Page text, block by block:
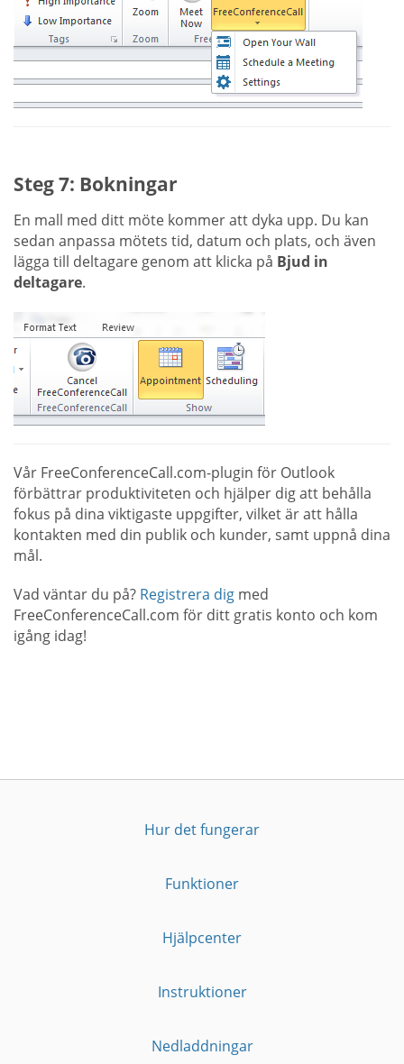
Steg 7: Bokningar
En mall med ditt möte kommer att dyka upp. Du kan
sedan anpassa mötets tid, datum och plats, och även
lägga till deltagare genom att klicka på Bjud in
deltagare.
Vår FreeConferenceCall.com-plugin för Outlook
förbättrar produktiviteten och hjälper dig att behålla
fokus på dina viktigaste uppgifter, vilket är att hålla
kontakten med din publik och kunder, samt uppnå dina
mål.
Vad väntar du på? Registrera dig med
FreeConferenceCall.com för ditt gratis konto och kom
igång idag!
Hur det fungerar
Funktioner
Hjälpcenter
Instruktioner
Nedladdningar